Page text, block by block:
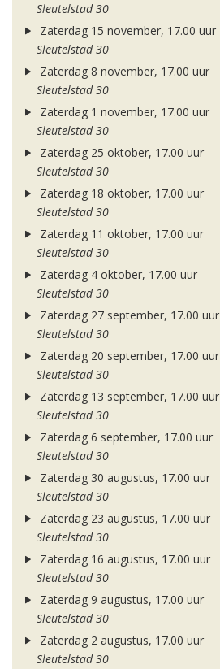
Sleutelstad 30
Zaterdag 15 november, 17.00 uur
Sleutelstad 30
Zaterdag 8 november, 17.00 uur
Sleutelstad 30
Zaterdag 1 november, 17.00 uur
Sleutelstad 30
Zaterdag 25 oktober, 17.00 uur
Sleutelstad 30
Zaterdag 18 oktober, 17.00 uur
Sleutelstad 30
Zaterdag 11 oktober, 17.00 uur
Sleutelstad 30
Zaterdag 4 oktober, 17.00 uur
Sleutelstad 30
Zaterdag 27 september, 17.00 uur
Sleutelstad 30
Zaterdag 20 september, 17.00 uur
Sleutelstad 30
Zaterdag 13 september, 17.00 uur
Sleutelstad 30
Zaterdag 6 september, 17.00 uur
Sleutelstad 30
Zaterdag 30 augustus, 17.00 uur
Sleutelstad 30
Zaterdag 23 augustus, 17.00 uur
Sleutelstad 30
Zaterdag 16 augustus, 17.00 uur
Sleutelstad 30
Zaterdag 9 augustus, 17.00 uur
Sleutelstad 30
Zaterdag 2 augustus, 17.00 uur
Sleutelstad 30